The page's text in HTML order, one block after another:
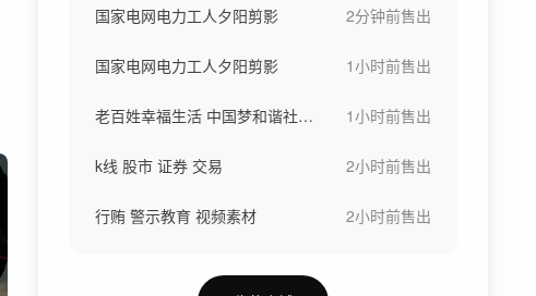
国家电网电力工人夕阳剪影 2分钟前售出
国家电网电力工人夕阳剪影 1小时前售出
老百姓幸福生活 中国梦和谐社会 温馨陪伴 1小时前售出
k线 股市 证券 交易 2小时前售出
行贿 警示教育 视频素材 2小时前售出